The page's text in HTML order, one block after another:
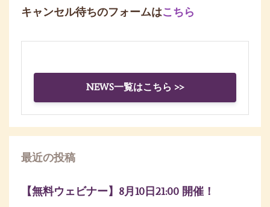
キャンセル待ちのフォームはこちら
NEWS一覧はこちら >>
最近の投稿
【無料ウェビナー】8月10日21:00 開催！